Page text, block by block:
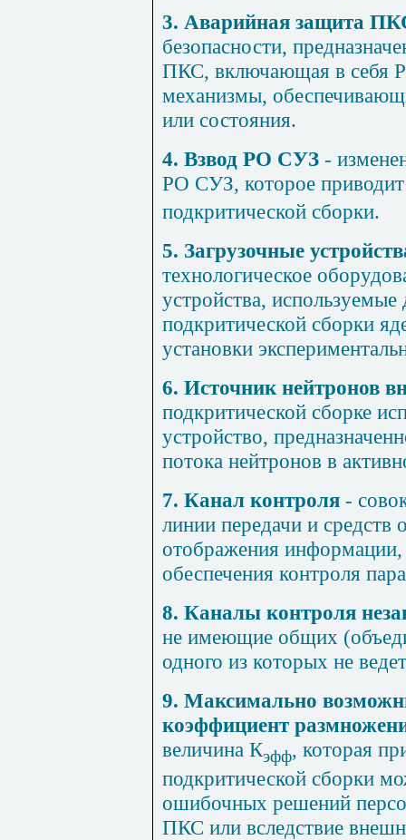
3. Аварийная защита
безопасности,
ПКС, включающая в себя
механизмы,
или состояния.
4. Взвод РО СУЗ -
РО СУЗ, которое
подкритической сборки.
5. Загрузочные
технологическое
устройства,
подкритической сборки
установки
6. Источник нейтронов
подкритической сборке
устройство,
потока нейтронов в
7. Канал контроля -
линии передачи и средств
отображения информации,
обеспечения контроля
8. Каналы контроля
не имеющие общих
одного из которых не
9. Максимально
коэффициент
величина Кэфф, которая
подкритической сборки
ошибочных решений
ПКС или вследствие